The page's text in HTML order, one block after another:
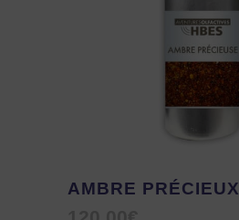
AMBRE PRÉCIEUX